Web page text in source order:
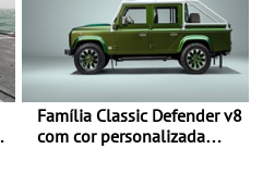
Família Classic Defender v8
com cor personalizada